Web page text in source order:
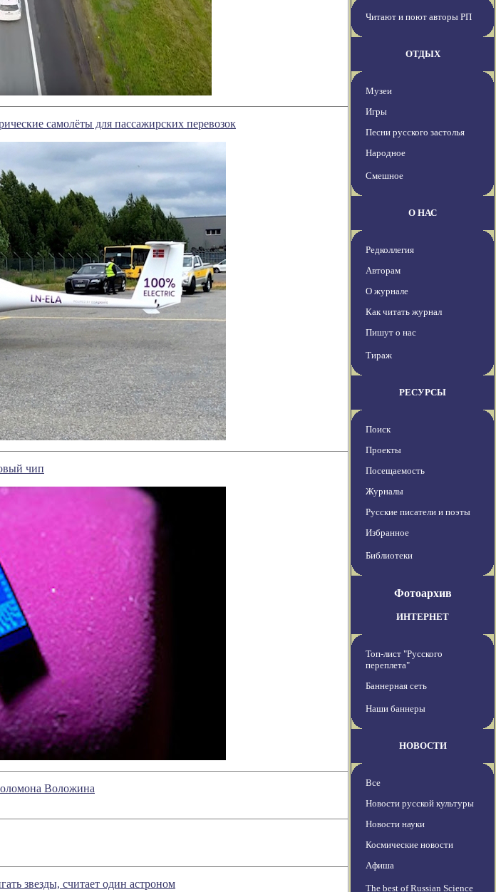
самолёты для пассажирских перевозок
чип
Воложина
звезды, считает один астроном
Читают и поют авторы РП
ОТДЫХ
Музеи
Игры
Песни русского застолья
Народное
Смешное
О НАС
Редколлегия
Авторам
О журнале
Как читать журнал
Пишут о нас
Тираж
РЕСУРСЫ
Поиск
Проекты
Посещаемость
Журналы
Русские писатели и поэты
Избранное
Библиотеки
Фотоархив
ИНТЕРНЕТ
Топ-лист "Русского
переплета"
Баннерная сеть
Наши баннеры
НОВОСТИ
Все
Новости русской культуры
Новости науки
Космические новости
Афиша
The best of Russian Science